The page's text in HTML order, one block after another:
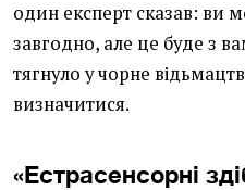
один експерт сказав: ви
завгодно, але це буде з
тягнуло у чорне
визначитися.
«Естрасенсорні